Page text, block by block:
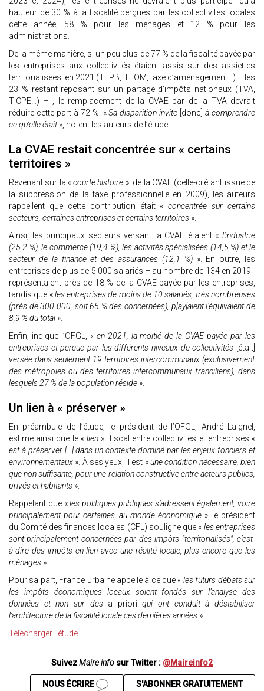
hauteur de 30 % à la fiscalité perçues par les collectivités locales
cette année, 58 % pour les ménages et 12 % pour les
administrations.
De la même manière, si un peu plus de 77 % de la fiscalité payée par
les entreprises aux collectivités étaient assis sur des assiettes
territorialisées en 2021 (TFPB, TEOM, taxe d’aménagement…) – les
23 % restant reposant sur un partage d’impôts nationaux (TVA,
TICPE…) – , le remplacement de la CVAE par de la TVA devrait
réduire cette part à 72 %. «Sa disparition invite [donc] à comprendre
ce qu’elle était», notent les auteurs de l’étude.
La CVAE restait concentrée sur « certains
territoires »
Revenant sur la «courte histoire » de la CVAE (celle-ci étant issue de
la suppression de la taxe professionnelle en 2009), les auteurs
rappellent que cette contribution était «concentrée sur certains
secteurs, certaines entreprises et certains territoires ».
Ainsi, les principaux secteurs versant la CVAE étaient « l’industrie
(25,2 %), le commerce (19,4 %), les activités spécialisées (14,5 %) et le
secteur de la finance et des assurances (12,1 %)». En outre, les
entreprises de plus de 5 000 salariés – au nombre de 134 en 2019 -
représentaient près de 18 % de la CVAE payée par les entreprises,
tandis que «les entreprises de moins de 10 salariés, très nombreuses
(près de 300 000, soit 65 % des concernées), p[ay]aient l’équivalent de
8,9 % du total ».
Enfin, indique l’OFGL, «en 2021, la moitié de la CVAE payée par les
entreprises et perçue par les différents niveaux de collectivités [était]
versée dans seulement 19 territoires intercommunaux (exclusivement
des métropoles ou des territoires intercommunaux franciliens), dans
lesquels 27 % de la population réside ».
Un lien à « préserver »
En préambule de l’étude, le président de l’OFGL, André Laignel,
estime ainsi que le «lien » fiscal entre collectivités et entreprises «
est à préserver […] dans un contexte dominé par les enjeux fonciers et
environnementaux ». À ses yeux, il est «une condition nécessaire, bien
que non suffisante, pour une relation constructive entre acteurs publics,
privés et habitants ».
Rappelant que «les politiques publiques s’adressent également, voire
principalement pour certaines, au monde économique », le président
du Comité des finances locales (CFL) souligne que « les entreprises
sont principalement concernées par des impôts "territorialisés", c’est-
à-dire des impôts en lien avec une réalité locale, plus encore que les
ménages ».
Pour sa part, France urbaine appelle à ce que « les futurs débats sur
les impôts économiques locaux soient fondés sur l’analyse des
données et non sur des a priori qui ont conduit à déstabiliser
l’architecture de la fiscalité locale ces dernières années ».
Télécharger l’étude.
SuivezMaire info sur Twitter : @Maireinfo2
S'ABONNER GRATUITEMENT
NOUS ÉCRIRE